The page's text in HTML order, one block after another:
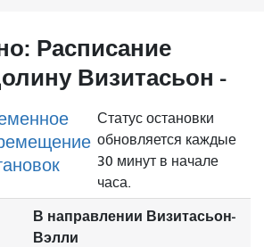
Расписание
Визитасьон -
Статус остановки
обновляется каждые
30 минут в начале
часа.
В направлении Визитасьон-
Вэлли